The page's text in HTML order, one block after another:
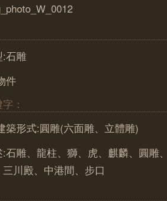
:石雕
件
：
築形式:圓雕(六面雕、立體雕)
石雕、龍柱、獅、虎、麒麟、圓雕
川殿、中港間、步口